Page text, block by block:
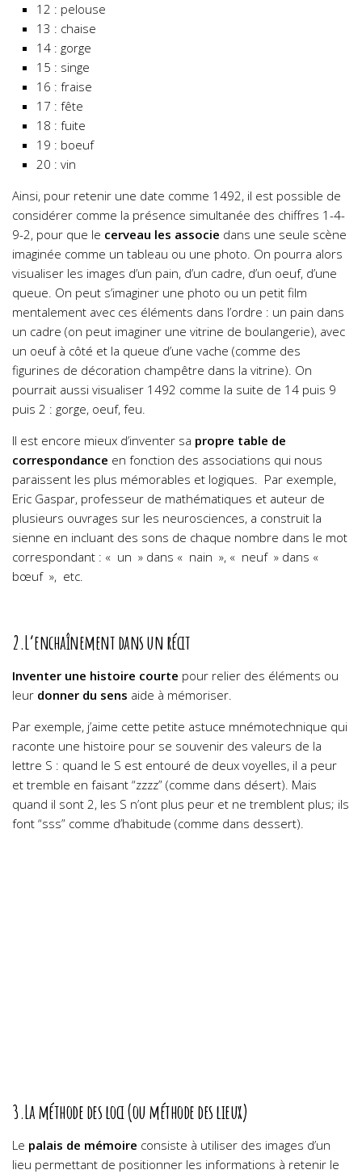
12 : pelouse
13 : chaise
14 : gorge
15 : singe
16 : fraise
17 : fête
18 : fuite
19 : boeuf
20 : vin
Ainsi, pour retenir une date comme 1492, il est possible de
considérer comme la présence simultanée des chiffres 1-4-
9-2, pour que le cerveau les associe dans une seule scène
imaginée comme un tableau ou une photo. On pourra alors
visualiser les images d’un pain, d’un cadre, d’un oeuf, d’une
queue. On peut s’imaginer une photo ou un petit film
mentalement avec ces éléments dans l’ordre : un pain dans
un cadre (on peut imaginer une vitrine de boulangerie), avec
un oeuf à côté et la queue d’une vache (comme des
figurines de décoration champêtre dans la vitrine). On
pourrait aussi visualiser 1492 comme la suite de 14 puis 9
puis 2 : gorge, oeuf, feu.
Il est encore mieux d’inventer sa propre table de
correspondance en fonction des associations qui nous
paraissent les plus mémorables et logiques. Par exemple,
Eric Gaspar, professeur de mathématiques et auteur de
plusieurs ouvrages sur les neurosciences, a construit la
sienne en incluant des sons de chaque nombre dans le mot
correspondant : « un » dans « nain », « neuf » dans «
bœuf », etc.
2.L’enchaînement dans un récit
Inventer une histoire courte pour relier des éléments ou
leur donner du sens aide à mémoriser.
Par exemple, j’aime cette petite astuce mnémotechnique qui
raconte une histoire pour se souvenir des valeurs de la
lettre S : quand le S est entouré de deux voyelles, il a peur
et tremble en faisant “zzzz” (comme dans désert). Mais
quand il sont 2, les S n’ont plus peur et ne tremblent plus; ils
font “sss” comme d’habitude (comme dans dessert).
3.La méthode des loci (ou méthode des lieux)
Le palais de mémoire consiste à utiliser des images d’un
lieu permettant de positionner les informations à retenir le